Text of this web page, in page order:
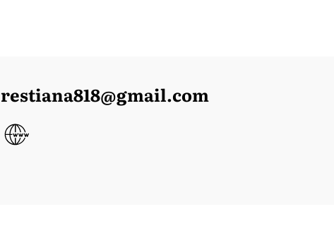
restiana818@gmail.com